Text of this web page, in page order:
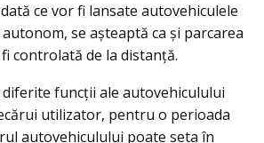
ce vor fi lansate autovehiculele
se așteaptă ca și parcarea
controlată de la distanță.
diferite funcții ale autovehiculului
utilizator, pentru o perioada
autovehiculului poate seta în